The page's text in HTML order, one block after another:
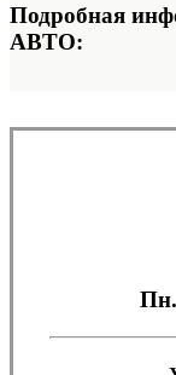
Подробная
АВТО: